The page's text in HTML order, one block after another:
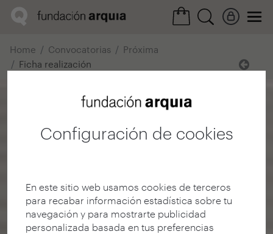
Configuración de cookies
En este sitio web usamos cookies de terceros
para recabar información estadística sobre tu
navegación y para mostrarte publicidad
personalizada basada en tus preferencias
Home Convocatorias
Próxima
Ficha realización